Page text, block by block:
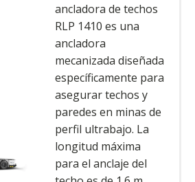
ancladora de techos
RLP 1410 es una
ancladora
mecanizada diseñada
específicamente para
asegurar techos y
paredes en minas de
perfil ultrabajo. La
longitud máxima
para el anclaje del